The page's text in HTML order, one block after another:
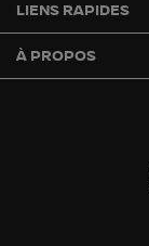
LIENS RAPIDES
À PROPOS